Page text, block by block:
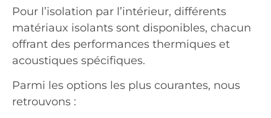
Pour l’isolation par l’intérieur, différents
matériaux isolants sont disponibles, chacun
offrant des performances thermiques et
acoustiques spécifiques.
Parmi les options les plus courantes, nous
retrouvons :